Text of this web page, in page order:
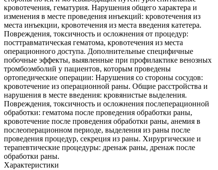
кровотечения, гематурия. Нарушения общего характера и
изменения в месте проведения инъекций: кровотечения из
места инъекции, кровотечения из места введения катетера.
Повреждения, токсичность и осложнения от процедур:
посттравматическая гематома, кровотечения из места
операционного доступа. Дополнительные специфичные
побочные эффекты, выявленные при профилактике венозных
тромбоэмболий у пациентов, которым проведены
ортопедические операции: Нарушения со стороны сосудов:
кровотечение из операционной раны. Общие расстройства и
нарушения в месте введения: кровянистые выделения.
Повреждения, токсичность и осложнения послеперационной
обработки: гематома после проведения обработки раны,
кровотечение после проведения обработки раны, анемия в
послеоперационном периоде, выделения из раны после
проведения процедур, секреция из раны. Хирургические и
терапевтические процедуры: дренаж раны, дренаж после
обработки раны.
Характеристики